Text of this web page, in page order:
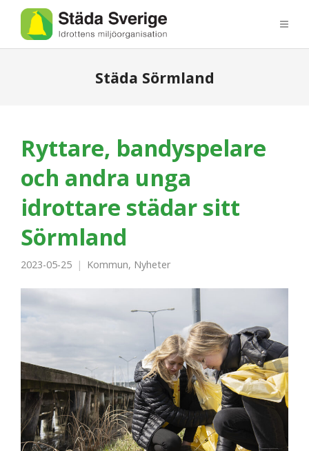
Städa Sörmland
Ryttare, bandyspelare
och andra unga
idrottare städar sitt
Sörmland
2023-05-25 Kommun, Nyheter